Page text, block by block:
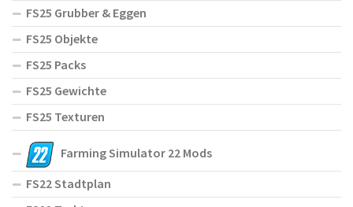
FS25 Grubber & Eggen
FS25 Objekte
FS25 Packs
FS25 Gewichte
FS25 Texturen
Farming Simulator 22 Mods
FS22 Stadtplan